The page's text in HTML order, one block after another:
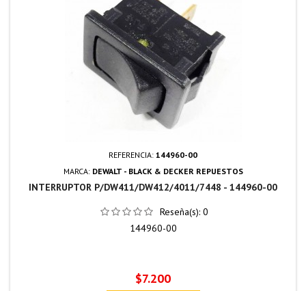
REFERENCIA: 144960-00
MARCA: DEWALT - BLACK & DECKER REPUESTOS
INTERRUPTOR P/DW411/DW412/4011/7448 - 144960-00
Reseña(s): 0
144960-00
Precio
$7.200